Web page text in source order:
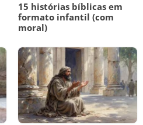
15 histórias bíblicas em
formato infantil (com
moral)